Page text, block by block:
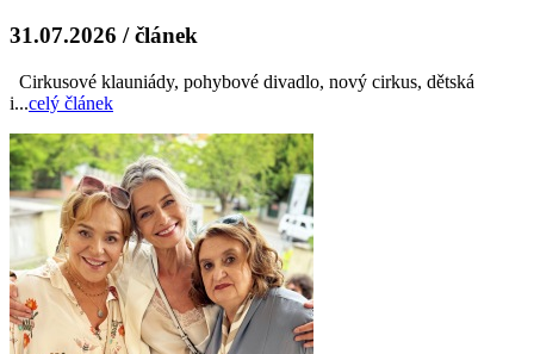
31.07.2026 / článek
Cirkusové klauniády, pohybové divadlo, nový cirkus, dětská
i...celý článek